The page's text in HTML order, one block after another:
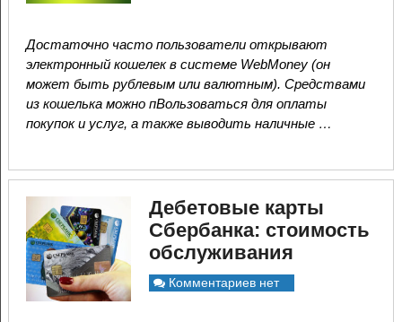
Достаточно часто пользователи открывают
электронный кошелек в системе WebMoney (он
может быть рублевым или валютным). Средствами
из кошелька можно пВользоваться для оплаты
покупок и услуг, а также выводить наличные …
Дебетовые карты
Сбербанка: стоимость
обслуживания
Комментариев нет